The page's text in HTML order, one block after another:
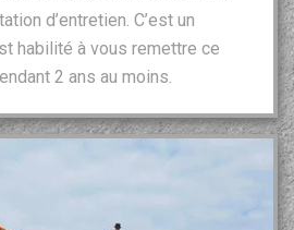
d’entretien. C’est un
habilité à vous remettre ce
2 ans au moins.